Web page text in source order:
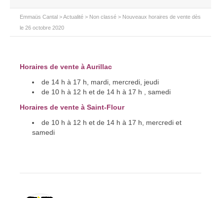
Emmaüs Cantal >Actualité > Non classé > Nouveaux horaires de vente dès
le 26 octobre 2020
Horaires de vente à Aurillac
de 14 h à 17 h, mardi, mercredi, jeudi
de 10 h à 12 h et de 14 h à 17 h , samedi
Horaires de vente à Saint-Flour
de 10 h à 12 h et de 14 h à 17 h, mercredi et
samedi